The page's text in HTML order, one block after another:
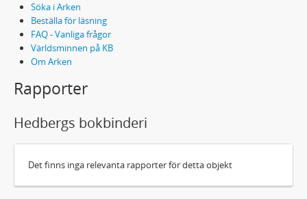
Söka i Arken
Beställa för läsning
FAQ - Vanliga frågor
Världsminnen på KB
Om Arken
Rapporter
Hedbergs bokbinderi
Det finns inga relevanta rapporter för detta objekt